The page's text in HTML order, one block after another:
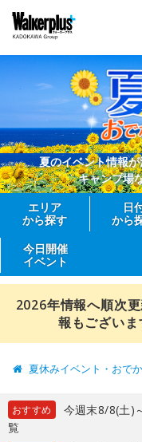
夏のイベント情報
キャンプ場
エリア
から探す
日
から
今日開催
イベント
2026年情報へ順次
報もございま
夏休みイベント・おで
おすすめ
今週末8/8(土)
覧